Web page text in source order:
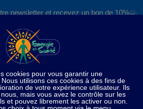
newsletter et recevez un bon de 10%
S'inscrire
✕